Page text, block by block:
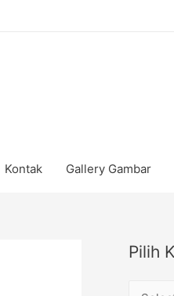
Kontak Gallery Gambar
Pilih